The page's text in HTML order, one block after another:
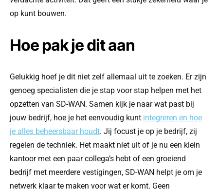
op kunt bouwen.
Hoe pak je dit aan
Gelukkig hoef je dit niet zelf allemaal uit te zoeken. Er zijn
genoeg specialisten die je stap voor stap helpen met het
opzetten van SD-WAN. Samen kijk je naar wat past bij
jouw bedrijf, hoe je het eenvoudig kunt integreren en hoe
je alles beheersbaar houdt. Jij focust je op je bedrijf, zij
regelen de techniek. Het maakt niet uit of je nu een klein
kantoor met een paar collega’s hebt of een groeiend
bedrijf met meerdere vestigingen, SD-WAN helpt je om je
netwerk klaar te maken voor wat er komt. Geen